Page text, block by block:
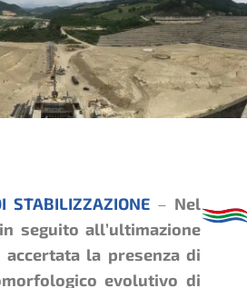
STABILIZZAZIONE– Nel
seguito all’ultimazione
la presenza di
evolutivo di